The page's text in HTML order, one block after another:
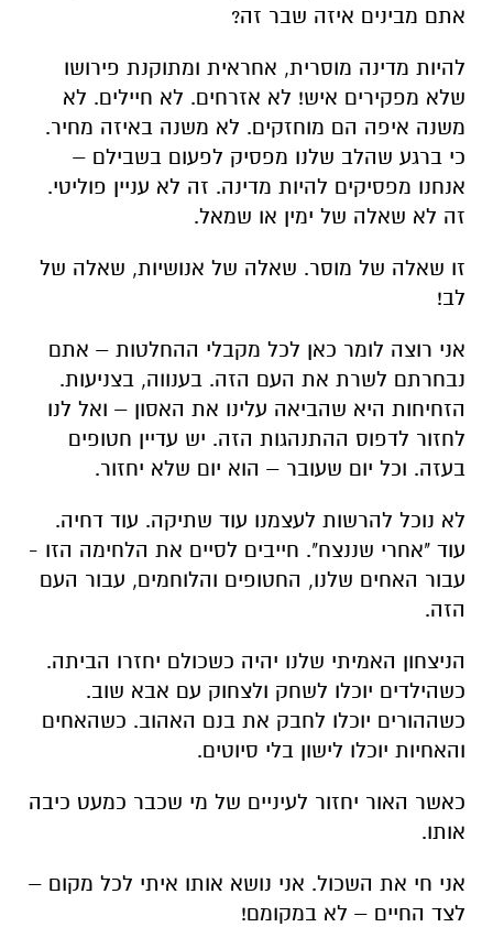
אתם מבינים איזה שבר זה?
להיות מדינה מוסרית, אחראית ומתוקנת פירושו
שלא מפקירים איש! לא אזרחים. לא חיילים. לא
משנה איפה הם מוחזקים. לא משנה באיזה מחיר.
כי ברגע שהלב שלנו מפסיק לפעום בשבילם –
אנחנו מפסיקים להיות מדינה. זה לא עניין פוליטי.
זה לא שאלה של ימין או שמאל.
זו שאלה של מוסר. שאלה של אנושיות, שאלה של
לב!
אני רוצה לומר כאן לכל מקבלי ההחלטות – אתם
נבחרתם לשרת את העם הזה. בענווה, בצניעות.
הזחיחות היא שהביאה עלינו את האסון – ואל לנו
לחזור לדפוס ההתנהגות הזה. יש עדיין חטופים
בעזה. וכל יום שעובר – הוא יום שלא יחזור.
לא נוכל להרשות לעצמנו עוד שתיקה. עוד דחיה.
עוד "אחרי שננצח". חייבים לסיים את הלחימה הזו -
עבור האחים שלנו, החטופים והלוחמים, עבור העם
הזה.
הניצחון האמיתי שלנו יהיה כשכולם יחזרו הביתה.
כשהילדים יוכלו לשחק ולצחוק עם אבא שוב.
כשההורים יוכלו לחבק את בנם האהוב. כשהאחים
והאחיות יוכלו לישון בלי סיוטים.
כאשר האור יחזור לעיניים של מי שכבר כמעט כיבה
אותו.
אני חי את השכול. אני נושא אותו איתי לכל מקום –
לצד החיים – לא במקומם!